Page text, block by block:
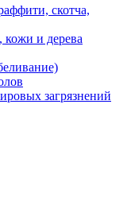
скотча,
кожи и дерева
загрязнений